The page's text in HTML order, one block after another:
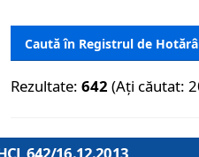
Caută în Registrul de
Rezultate: 642 (Ați căutat: